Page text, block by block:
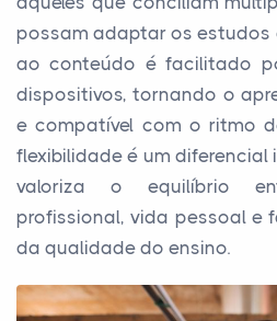
possam adaptar os estudos
ao conteúdo é facilitado
dispositivos, tornando o
e compatível com o ritmo
flexibilidade é um
valoriza o equilíbrio
profissional, vida pessoal e
da qualidade do ensino.